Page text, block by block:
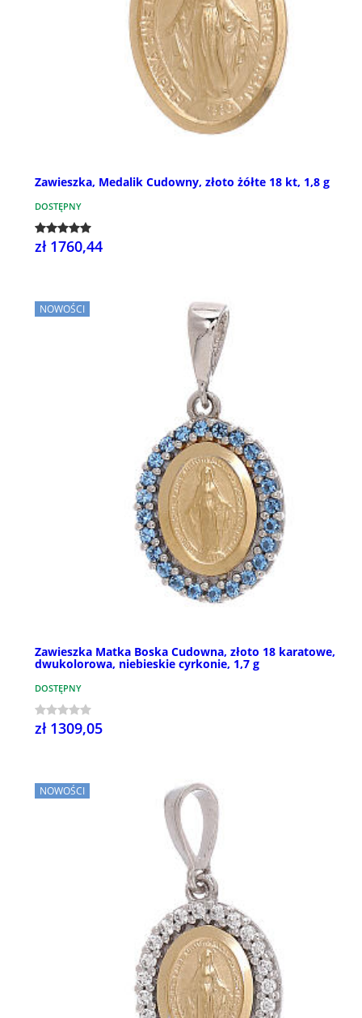
Zawieszka, Medalik Cudowny, złoto żółte 18 kt, 1,8 g
DOSTĘPNY
zł 1760,44
NOWOŚCI
Zawieszka Matka Boska Cudowna, złoto 18 karatowe,
dwukolorowa, niebieskie cyrkonie, 1,7 g
DOSTĘPNY
zł 1309,05
NOWOŚCI